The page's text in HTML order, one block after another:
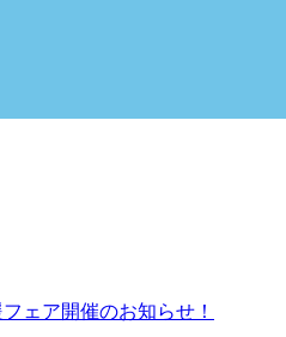
ェア開催のお知らせ！